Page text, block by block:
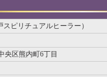
ピリチュアルヒーラー）
央区熊内町6丁目